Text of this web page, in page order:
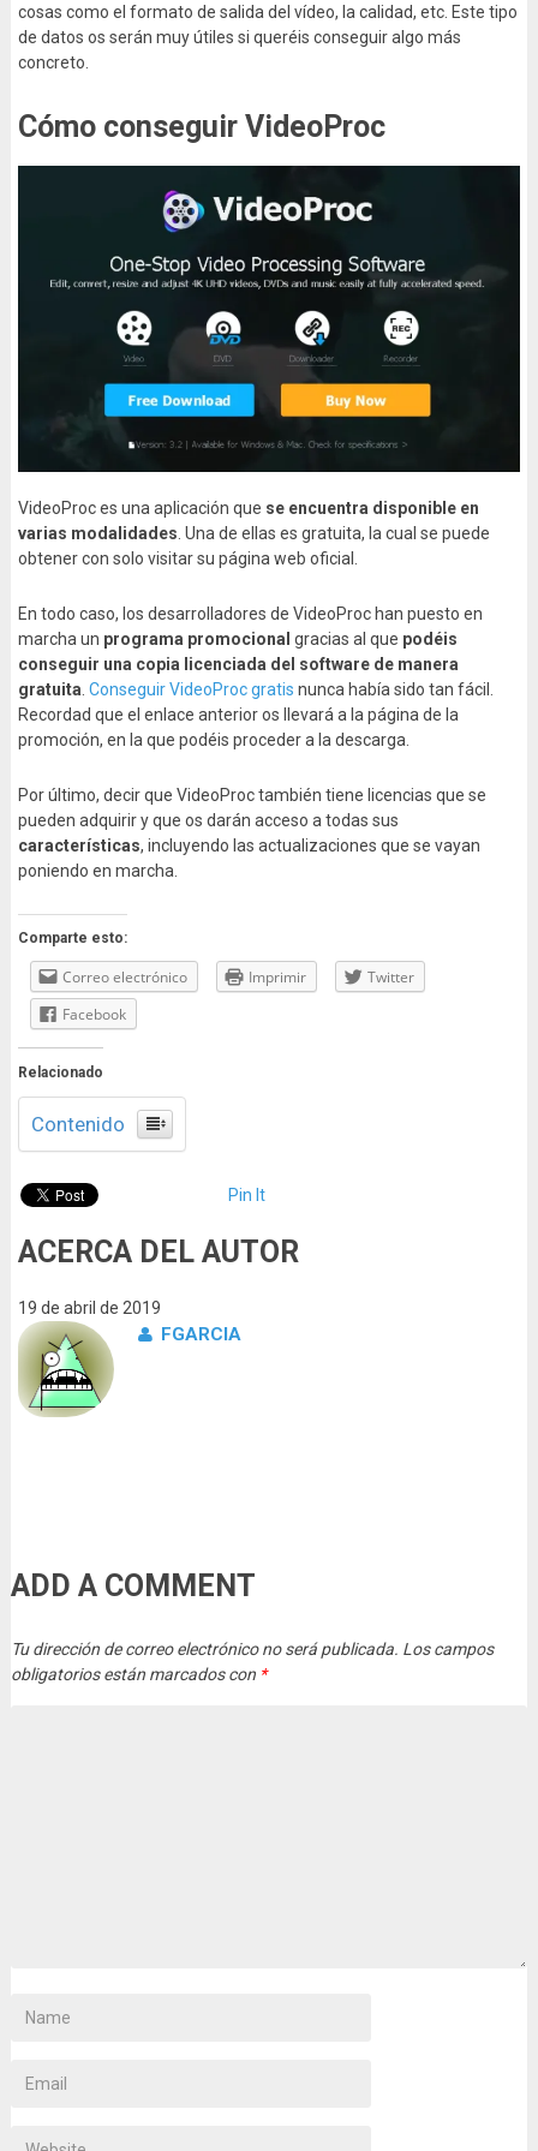
cosas como el formato de salida del vídeo, la calidad, etc. Este tipo
de datos os serán muy útiles si queréis conseguir algo más
concreto.
Cómo conseguir VideoProc
VideoProc es una aplicación que se encuentra disponible en
varias modalidades . Una de ellas es gratuita, la cual se puede
obtener con solo visitar su página web oficial.
En todo caso, los desarrolladores de VideoProc han puesto en
marcha un programa promocional gracias al que podéis
conseguir una copia licenciada del software de manera
gratuita Conseguir VideoProc gratis nunca había sido tan fácil.
Recordad que el enlace anterior os llevará a la página de la
promoción, en la que podéis proceder a la descarga.
Por último, decir que VideoProc también tiene licencias que se
pueden adquirir y que os darán acceso a todas sus
características, incluyendo las actualizaciones que se vayan
poniendo en marcha.
Comparte esto:
Correo electrónico Imprimir
Twitter
Facebook
Relacionado
Contenido
Pin It
ACERCA DEL AUTOR
19 de abril de 2019
FGARCIA
ADD A COMMENT
Tu dirección de correo electrónico no será publicada. Los campos
obligatorios están marcados con *